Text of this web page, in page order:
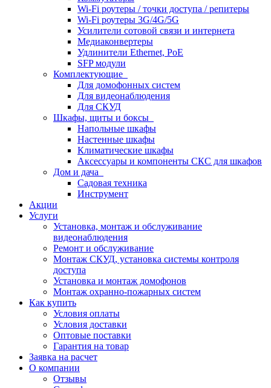
Wi-Fi роутеры / точки доступа / репитеры
Wi-Fi роутеры 3G/4G/5G
Усилители сотовой связи и интернета
Медиаконвертеры
Удлинители Ethernet, PoE
SFP модули
Комплектующие
Для домофонных систем
Для видеонаблюдения
Для СКУД
Шкафы, щиты и боксы
Напольные шкафы
Настенные шкафы
Климатические шкафы
Аксессуары и компоненты СКС для шкафов
Дом и дача
Садовая техника
Инструмент
Акции
Услуги
Установка, монтаж и обслуживание
видеонаблюдения
Ремонт и обслуживание
Монтаж СКУД, установка системы контроля
доступа
Установка и монтаж домофонов
Монтаж охранно-пожарных систем
Как купить
Условия оплаты
Условия доставки
Оптовые поставки
Гарантия на товар
Заявка на расчет
О компании
Отзывы